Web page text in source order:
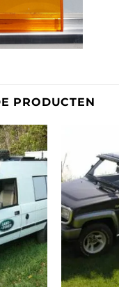
PRODUCTEN